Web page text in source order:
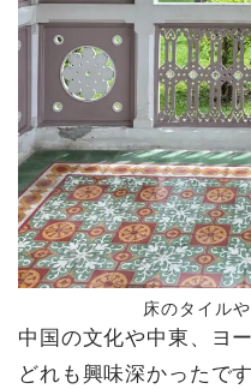
床のタイル
中国の文化や中東、ヨ
どれも興味深かったで